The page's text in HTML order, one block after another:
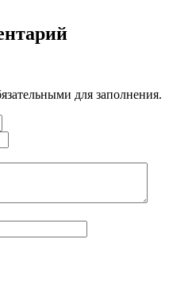
для заполнения.